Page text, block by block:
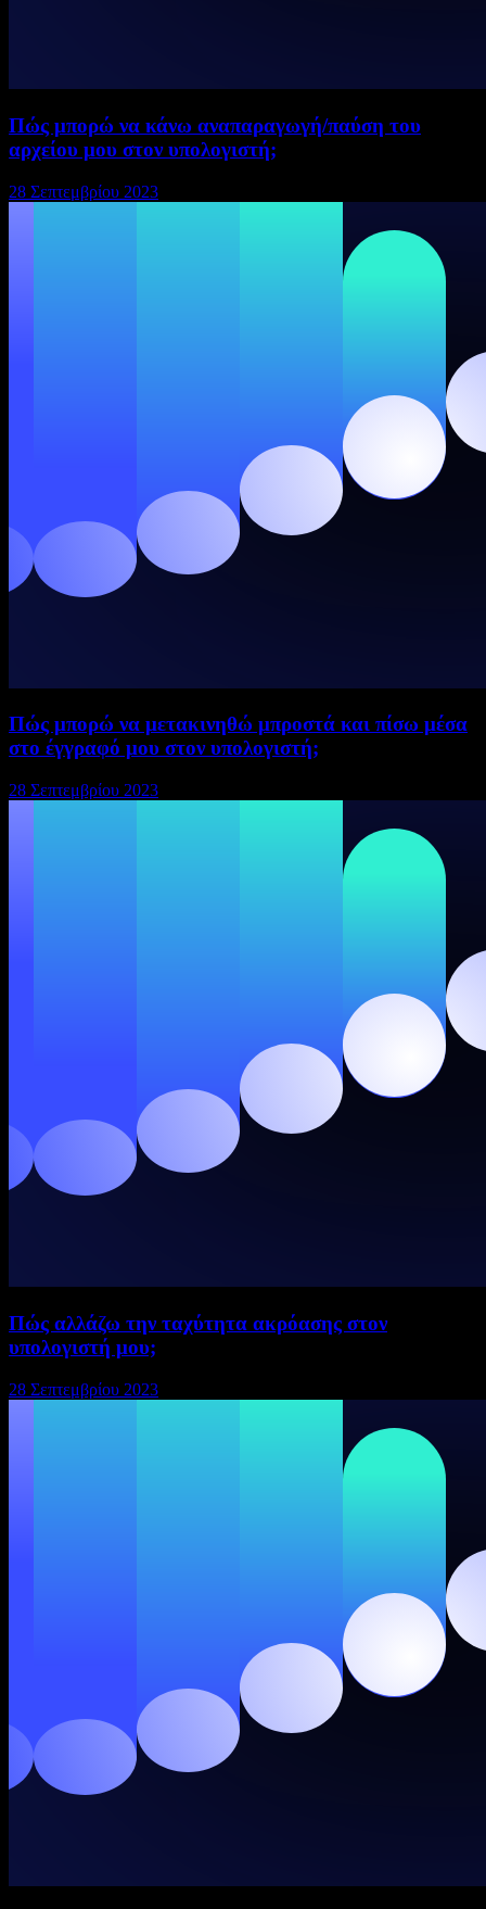
Πώς μπορώ να κάνω αναπαραγωγή/παύση του
αρχείου μου στον υπολογιστή;
28 Σεπτεμβρίου 2023
Πώς μπορώ να μετακινηθώ μπροστά και πίσω μέσα
στο έγγραφό μου στον υπολογιστή;
28 Σεπτεμβρίου 2023
Πώς αλλάζω την ταχύτητα ακρόασης στον
υπολογιστή μου;
28 Σεπτεμβρίου 2023